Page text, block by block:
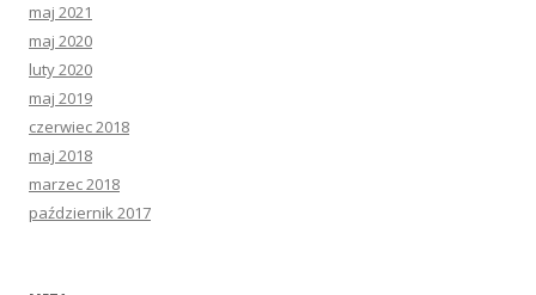
maj 2021
maj 2020
luty 2020
maj 2019
czerwiec 2018
maj 2018
marzec 2018
październik 2017